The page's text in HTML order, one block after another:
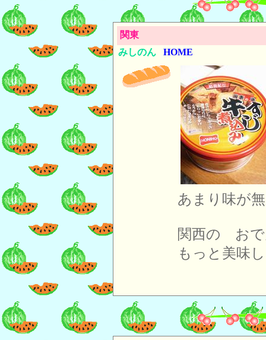
関東
みしのん
HOME
あまり味が
関西の おで
もっと美味